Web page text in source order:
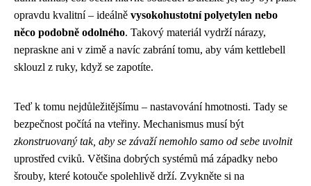
opravdu kvalitní – ideálně vysokohustotní polyetylen nebo
něco podobně odolného. Takový materiál vydrží nárazy,
nepraskne ani v zimě a navíc zabrání tomu, aby vám kettlebell
sklouzl z ruky, když se zapotíte.
Teď k tomu nejdůležitějšímu – nastavování hmotnosti. Tady se
bezpečnost počítá na vteřiny. Mechanismus musí být
zkonstruovaný tak, aby se závaží nemohlo samo od sebe uvolnit
uprostřed cviků. Většina dobrých systémů má západky nebo
šrouby, které kotouče spolehlivě drží. Zvykněte si na